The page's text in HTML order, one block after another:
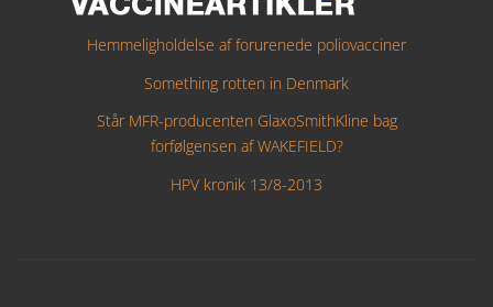
Hemmeligholdelse af forurenede poliovacciner
Something rotten in Denmark
Står MFR-producenten GlaxoSmithKline bag
forfølgensen af WAKEFIELD?
HPV kronik 13/8-2013